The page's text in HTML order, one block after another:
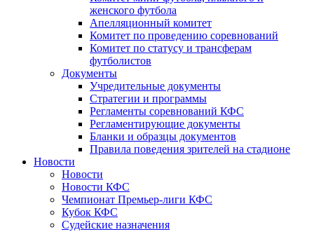
женского футбола
Апелляционный комитет
Комитет по проведению соревнований
Комитет по статусу и трансферам
футболистов
Документы
Учредительные документы
Стратегии и программы
Регламенты соревнований КФС
Регламентирующие документы
Бланки и образцы документов
Правила поведения зрителей на стадионе
Новости
Новости
Новости КФС
Чемпионат Премьер-лиги КФС
Кубок КФС
Судейские назначения